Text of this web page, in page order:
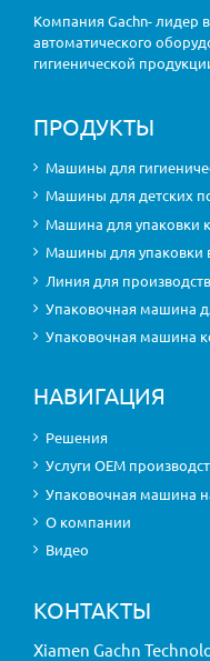
Компания Gachn- лидер
автоматического
гигиенической
ПРОДУКТЫ
Машины для
Машины для детских
Машина для упаковки
Машины для упаковки
Линия для
Упаковочная машина
Упаковочная машина
НАВИГАЦИЯ
Решения
Услуги OEM
Упаковочная машина
О компании
Видео
КОНТАКТЫ
Xiamen Gachn